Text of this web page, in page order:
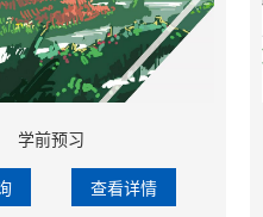
学前预习
查看详情